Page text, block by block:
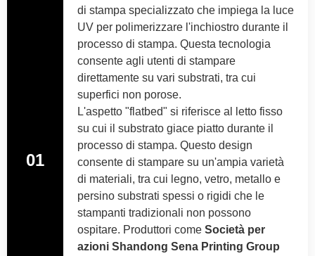
01
di stampa specializzato che impiega la luce
UV per polimerizzare l'inchiostro durante il
processo di stampa. Questa tecnologia
consente agli utenti di stampare
direttamente su vari substrati, tra cui
superfici non porose.
L'aspetto "flatbed" si riferisce al letto fisso
su cui il substrato giace piatto durante il
processo di stampa. Questo design
consente di stampare su un'ampia varietà
di materiali, tra cui legno, vetro, metallo e
persino substrati spessi o rigidi che le
stampanti tradizionali non possono
ospitare. Produttori come Società per
azioni Shandong Sena Printing Group